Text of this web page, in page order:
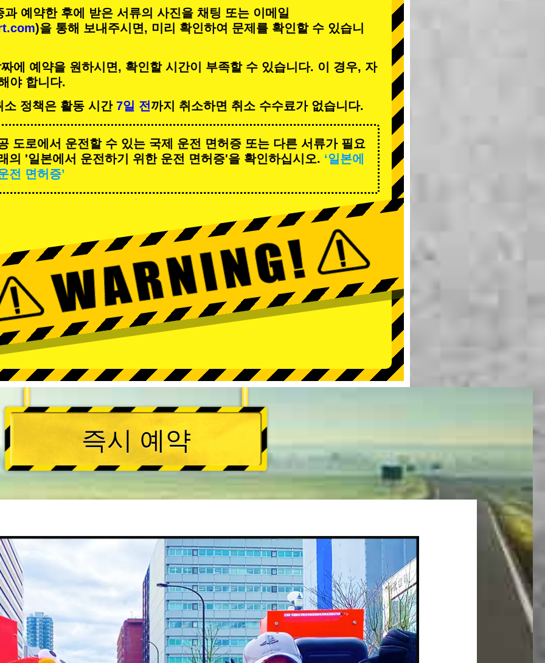
예약한 후에 받은 서류의 사진을 채팅 또는 이메일
)을 통해 보내주시면, 미리 확인하여 문제를 확인할 수 있습니
에 예약을 원하시면, 확인할 시간이 부족할 수 있습니다. 이 경우, 자
야 합니다.
소 정책은 활동 시간 7일 전까지 취소하면 취소 수수료가 없습니다.
도로에서 운전할 수 있는 국제 운전 면허증 또는 다른 서류가 필요
의 '일본에서 운전하기 위한 운전 면허증'을 확인하십시오. ‘일본에
전 면허증’
즉시 예약